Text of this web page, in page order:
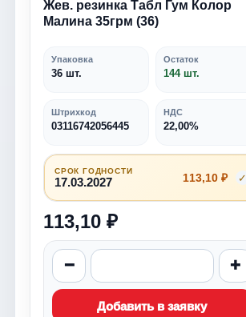
Жев. резинка Табл Гум Колор
Малина 35грм (36)
Упаковка
36 шт.
Остаток
144 шт.
Штрихкод
03116742056445
НДС
22,00%
СРОК ГОДНОСТИ
17.03.2027 113,10 ₽ ✓
113,10 ₽
− +
Добавить в заявку